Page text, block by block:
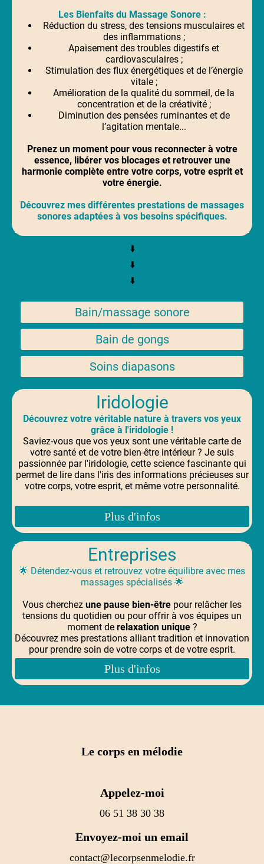
Les Bienfaits du Massage Sonore :
Réduction du stress, des tensions musculaires et
des inflammations ;
Apaisement des troubles digestifs et
cardiovasculaires ;
Stimulation des flux énergétiques et de l’énergie
vitale ;
Amélioration de la qualité du sommeil, de la
concentration et de la créativité ;
Diminution des pensées ruminantes et de
l’agitation mentale...
Prenez un moment pour vous reconnecter à votre
essence, libérer vos blocages et retrouver une
harmonie complète entre votre corps, votre esprit et
votre énergie.
Découvrez mes différentes prestations de massages
sonores adaptées à vos besoins spécifiques.
⬇️
⬇️
⬇️
Bain/massage sonore
Bain de gongs
Soins diapasons
Iridologie
Découvrez votre véritable nature à travers vos yeux
grâce à l'iridologie !
Saviez-vous que vos yeux sont une véritable carte de
votre santé et de votre bien-être intérieur ? Je suis
passionnée par l'iridologie, cette science fascinante qui
permet de lire dans l'iris des informations précieuses sur
votre corps, votre esprit, et même votre personnalité.
Plus d'infos
Entreprises
🌟 Détendez-vous et retrouvez votre équilibre avec mes
massages spécialisés 🌟
Vous cherchez une pause bien-être pour relâcher les
tensions du quotidien ou pour offrir à vos équipes un
moment de relaxation unique?
Découvrez mes prestations alliant tradition et innovation
pour prendre soin de votre corps et de votre esprit.
Plus d'infos
Le corps en mélodie
Appelez-moi
06 51 38 30 38
Envoyez-moi un email
contact@lecorpsenmelodie.fr